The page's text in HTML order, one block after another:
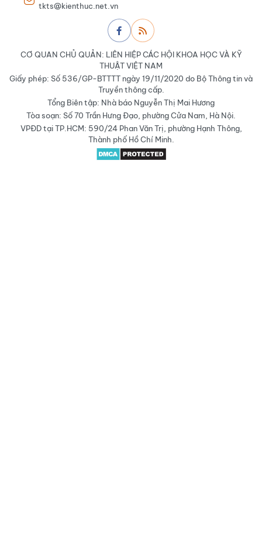
tkts@kienthuc.net.vn
CƠ QUAN CHỦ QUẢN: LIÊN HIỆP CÁC HỘI KHOA HỌC VÀ KỸ
THUẬT VIỆT NAM
Giấy phép: Số 536/GP-BTTTT ngày 19/11/2020 do Bộ Thông tin và
Truyền thông cấp.
Tổng Biên tập: Nhà báo Nguyễn Thị Mai Hương
Tòa soạn: Số 70 Trần Hưng Đạo, phường Cửa Nam, Hà Nội.
VPĐD tại TP.HCM: 590/24 Phan Văn Trị, phường Hạnh Thông,
Thành phố Hồ Chí Minh.